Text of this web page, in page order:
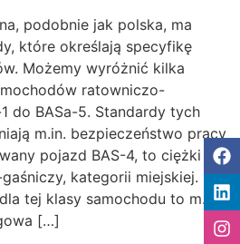
podobnie jak polska, ma
które określają specyfikę
Możemy wyróżnić kilka
ratowniczo-
do BASa-5. Standardy tych
m.in. bezpieczeństwo pracy
pojazd BAS-4, to ciężki
kategorii miejskiej.
tej klasy samochodu to m.in.
[…]